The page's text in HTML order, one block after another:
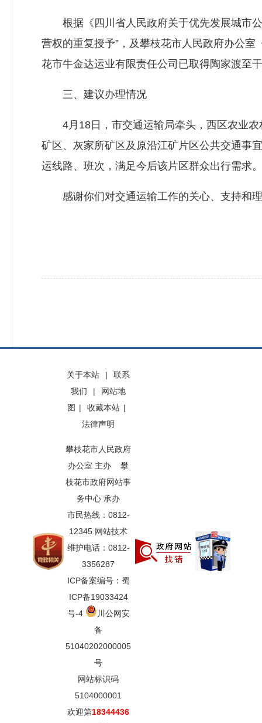
根据《四川省人民政府关于优先发展城市公
营权的重复授予”，及攀枝花市人民政府办公
花市牛金达运业有限责任公司已取得陶家渡至
三、建议办理情况
4月18日，市交通运输局牵头，西区农业农
矿区、灰家所矿区及原沿江矿片区公共交通事
运线路、班次，满足今后该片区群众出行需求。
感谢你们对交通运输工作的关心、支持和理
关于本站 |
联系
我们
|
网站地
图 | 收藏本站 |
法律声明
攀枝花市人民政府
办公室 主办 攀
枝花市政府网站事
务中心 承办
市民热线：0812-
12345 网站技术
维护电话：0812-
3356287
ICP备案编号：蜀
ICP备19033424
号-4
川公网安
备
51040202000005
号
网站标识码
5104000001
欢迎第18344436